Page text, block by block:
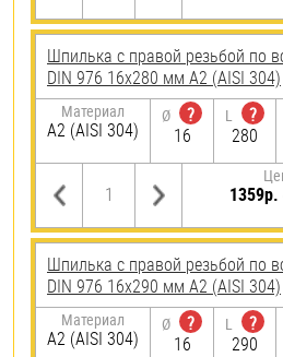
Шпилька с правой резьбой по
DIN 976 16х280 мм А2 (AISI 304)
Материал
А2 (AISI 304)
Ø
?
16
L
?
280
Шпилька с правой резьбой по
DIN 976 16х290 мм А2 (AISI 304)
Материал
А2 (AISI 304)
Ø
?
16
L
?
290